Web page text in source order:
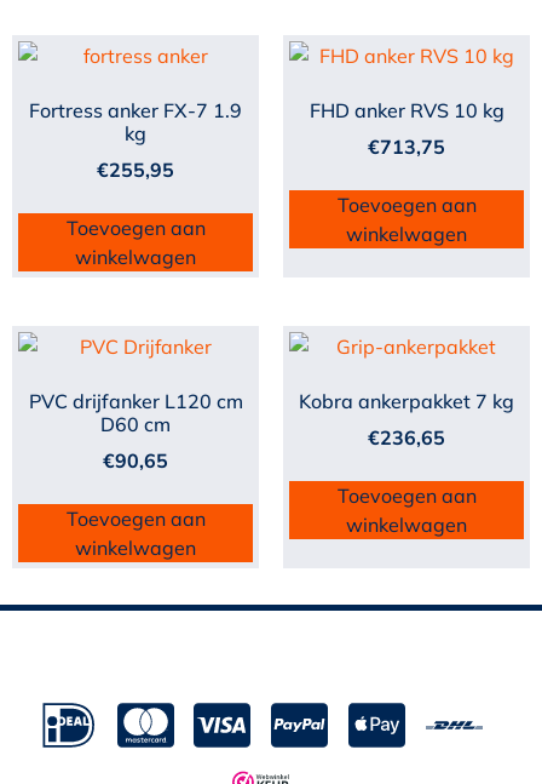
Fortress anker FX-7 1.9
kg
€255,95
Toevoegen aan
winkelwagen
FHD anker RVS 10 kg
€713,75
Toevoegen aan
winkelwagen
PVC drijfanker L120 cm
D60 cm
€90,65
Toevoegen aan
winkelwagen
Kobra ankerpakket 7 kg
€236,65
Toevoegen aan
winkelwagen